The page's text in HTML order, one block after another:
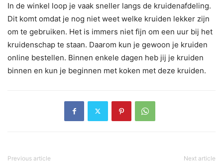
In de winkel loop je vaak sneller langs de kruidenafdeling.
Dit komt omdat je nog niet weet welke kruiden lekker zijn
om te gebruiken. Het is immers niet fijn om een uur bij het
kruidenschap te staan. Daarom kun je gewoon je kruiden
online bestellen. Binnen enkele dagen heb jij je kruiden
binnen en kun je beginnen met koken met deze kruiden.
Previous article Next article